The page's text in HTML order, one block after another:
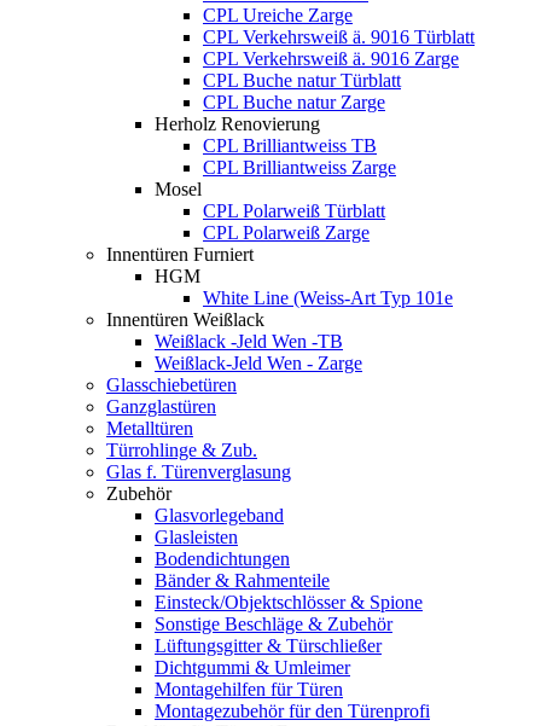
CPL Ureiche Zarge
CPL Verkehrsweiß ä. 9016 Türblatt
CPL Verkehrsweiß ä. 9016 Zarge
CPL Buche natur Türblatt
CPL Buche natur Zarge
Herholz Renovierung
CPL Brilliantweiss TB
CPL Brilliantweiss Zarge
Mosel
CPL Polarweiß Türblatt
CPL Polarweiß Zarge
Innentüren Furniert
HGM
White Line (Weiss-Art Typ 101e
Innentüren Weißlack
Weißlack -Jeld Wen -TB
Weißlack-Jeld Wen - Zarge
Glasschiebetüren
Ganzglastüren
Metalltüren
Türrohlinge & Zub.
Glas f. Türenverglasung
Zubehör
Glasvorlegeband
Glasleisten
Bodendichtungen
Bänder & Rahmenteile
Einsteck/Objektschlösser & Spione
Sonstige Beschläge & Zubehör
Lüftungsgitter & Türschließer
Dichtgummi & Umleimer
Montagehilfen für Türen
Montagezubehör für den Türenprofi